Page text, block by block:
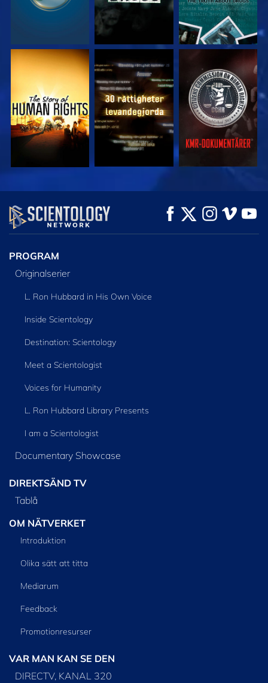
TITTA TITTA TITTA
TITTA
UTFORSKA
SERIEN
PROGRAM
Originalserier
L. Ron Hubbard in His Own Voice
Inside Scientology
Destination: Scientology
Meet a Scientologist
Voices for Humanity
L. Ron Hubbard Library Presents
I am a Scientologist
Documentary Showcase
DIREKTSÄND TV
Tablå
OM NÄTVERKET
Introduktion
Olika sätt att titta
Mediarum
Feedback
Promotionresurser
VAR MAN KAN SE DEN
DIRECTV, KANAL 320